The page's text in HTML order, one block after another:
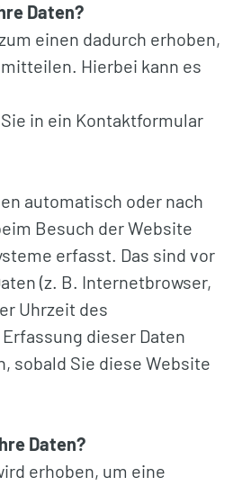
Daten?
einen dadurch erhoben,
Hierbei kann es
in ein Kontaktformular
automatisch oder nach
Besuch der Website
erfasst. Das sind vor
(z. B. Internetbrowser,
Uhrzeit des
dieser Daten
sobald Sie diese Website
Daten?
erhoben, um eine